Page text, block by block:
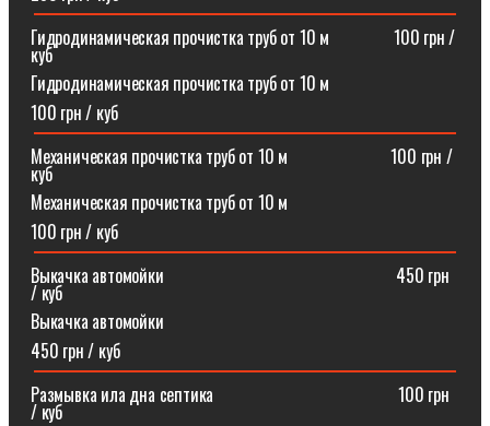
Гидродинамическая прочистка труб от 10 м⠀⠀⠀⠀⠀100 грн /
куб
Гидродинамическая прочистка труб от 10 м
100 грн / куб
Механическая прочистка труб от 10 м⠀⠀⠀⠀⠀⠀⠀⠀100 грн /
куб
Механическая прочистка труб от 10 м
100 грн / куб
Выкачка автомойки⠀⠀⠀⠀⠀⠀⠀⠀⠀⠀⠀⠀⠀⠀⠀⠀⠀⠀450 грн
/ куб
Выкачка автомойки
450 грн / куб
Размывка ила дна септика ⠀⠀⠀⠀⠀⠀⠀⠀⠀⠀⠀⠀⠀⠀100 грн
/ куб